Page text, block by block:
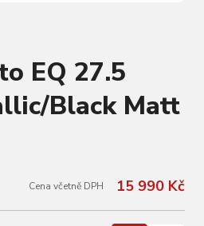
EQ 27.5
Black Matt
Cena včetně DPH 15 990 Kč